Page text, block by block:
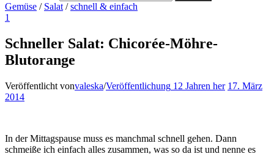
Gemüse / Salat /schnell & einfach
1
Schneller Salat: Chicorée-Möhre-
Blutorange
Veröffentlicht vonvaleska/Veröffentlichung 12 Jahren her 17. März
2014
In der Mittagspause muss es manchmal schnell gehen. Dann
schmeiße ich einfach alles zusammen, was so da ist und nenne es